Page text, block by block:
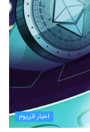
اخبار اتریوم